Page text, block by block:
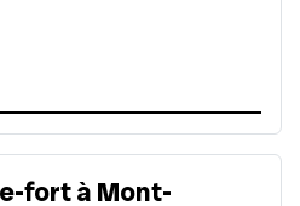
fort à Mont-